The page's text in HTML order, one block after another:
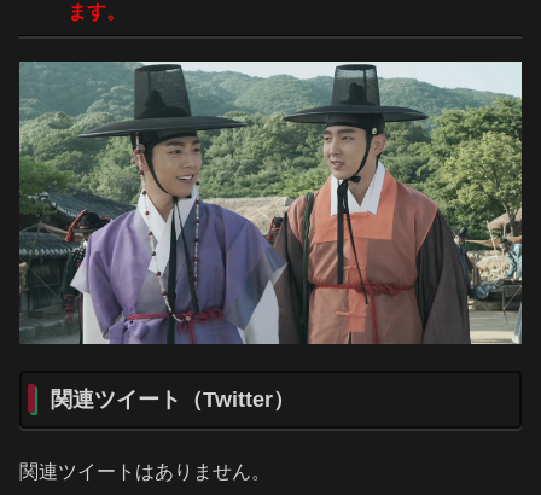
ます。
関連ツイート（Twitter）
関連ツイートはありません。